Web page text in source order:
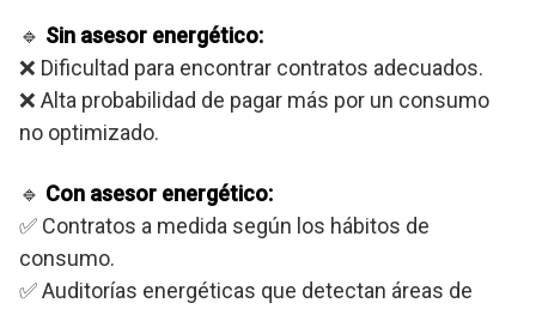
🔹 Sin asesor energético:
❌ Dificultad para encontrar contratos adecuados.
❌ Alta probabilidad de pagar más por un consumo
no optimizado.
🔹 Con asesor energético:
✅ Contratos a medida según los hábitos de
consumo.
✅ Auditorías energéticas que detectan áreas de